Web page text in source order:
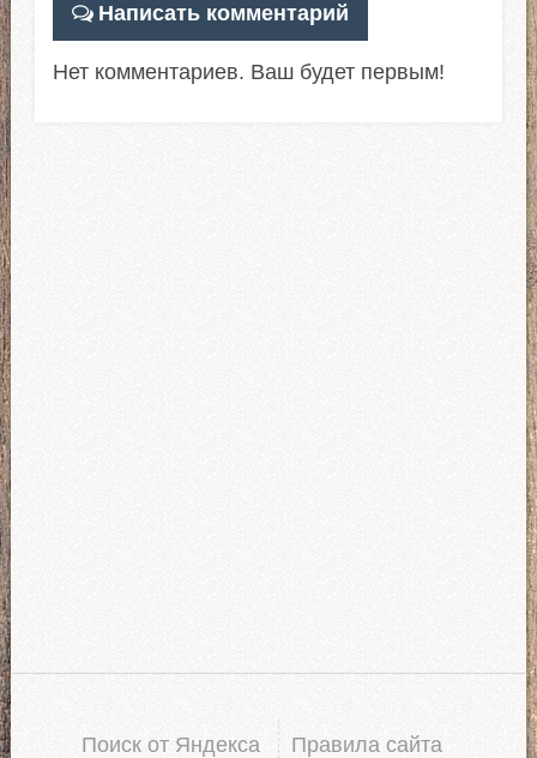
Написать комментарий
Нет комментариев. Ваш будет первым!
Поиск от Яндекса Правила сайта